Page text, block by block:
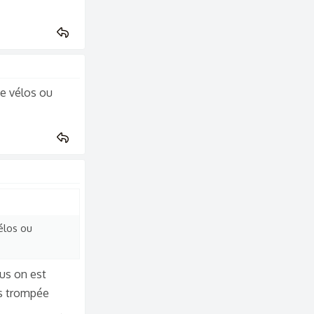
vélos ou
ou
on est
trompée